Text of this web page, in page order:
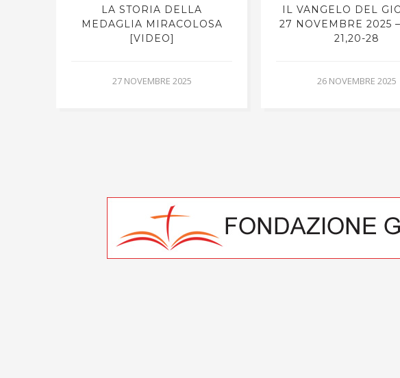
LA STORIA DELLA
MEDAGLIA MIRACOLOSA
[VIDEO]
27 NOVEMBRE 2025
IL VANGELO DEL
27 NOVEMBRE 2025
21,20-28
26 NOVEMBRE 2025